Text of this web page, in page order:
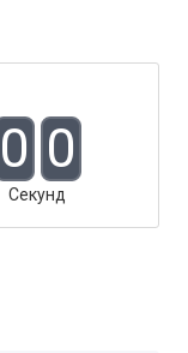
0 0
Секунд